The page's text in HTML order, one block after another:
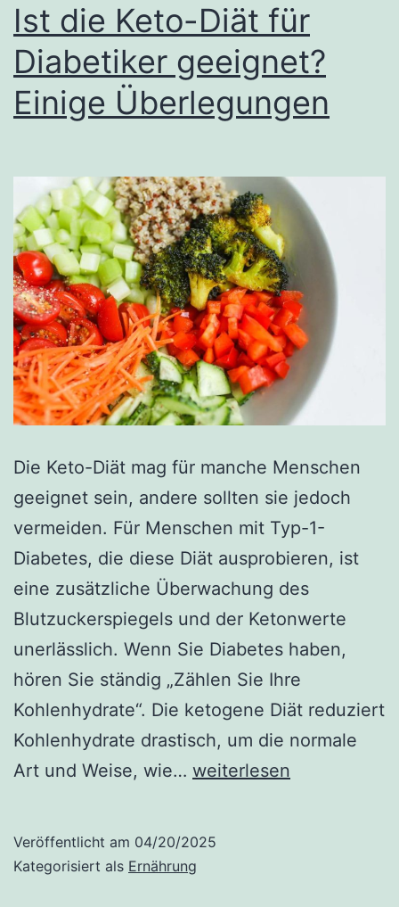
Ist die Keto-Diät für
Diabetiker geeignet?
Einige Überlegungen
Die Keto-Diät mag für manche Menschen
geeignet sein, andere sollten sie jedoch
vermeiden. Für Menschen mit Typ-1-
Diabetes, die diese Diät ausprobieren, ist
eine zusätzliche Überwachung des
Blutzuckerspiegels und der Ketonwerte
unerlässlich. Wenn Sie Diabetes haben,
hören Sie ständig „Zählen Sie Ihre
Kohlenhydrate“. Die ketogene Diät reduziert
Kohlenhydrate drastisch, um die normale
Art und Weise, wie… Ist
Diät
weiterlesen
Veröffentlicht am 04/20/2025
Kategorisiert als Ernährung